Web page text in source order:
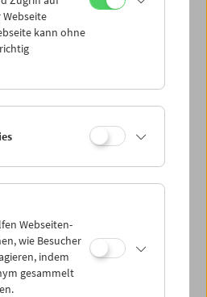
und natürlich die ganze
Huber)
im Rahmen des Projektes
Ermäßigung mit
oder an unserer Kassa
Webseite
kann ohne
Webseiten-
wie Besucher
indem
gesammelt